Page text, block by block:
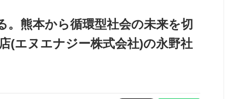
。熊本から循環型社会の未来を切
(エヌエナジー株式会社)の永野社